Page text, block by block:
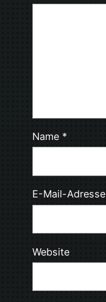
Name *
E-Mail-Adresse
Website